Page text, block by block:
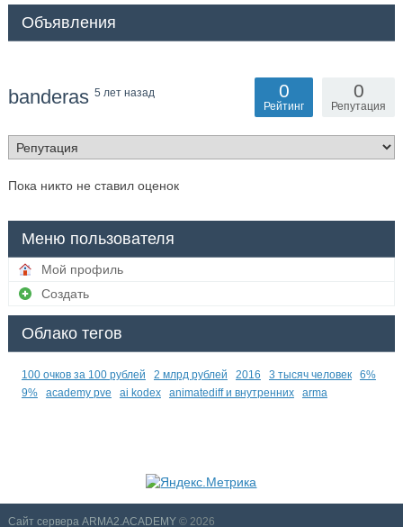
Объявления
banderas 5 лет назад 0
Репутация
0
Рейтинг
Пока никто не ставил оценок
Меню пользователя
Мой профиль
Создать
Облако тегов
100 очков за 100 рублей 2 млрд рублей 2016 3 тысяч человек
6%
9%
academy pve ai kodex animatediff и внутренних arma
Сайт сервера ARMA2.ACADEMY© 2026